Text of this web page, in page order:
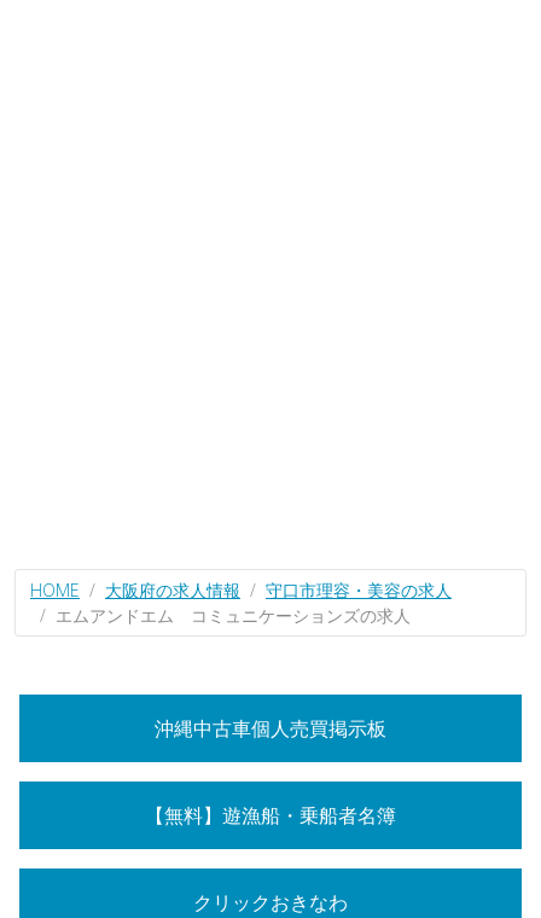
HOME 大阪府の求人情報
守口市理容・美容の求人
エムアンドエム コミュニケーションズの求人
沖縄中古車個人売買掲示板
【無料】遊漁船・乗船者名簿
クリックおきなわ